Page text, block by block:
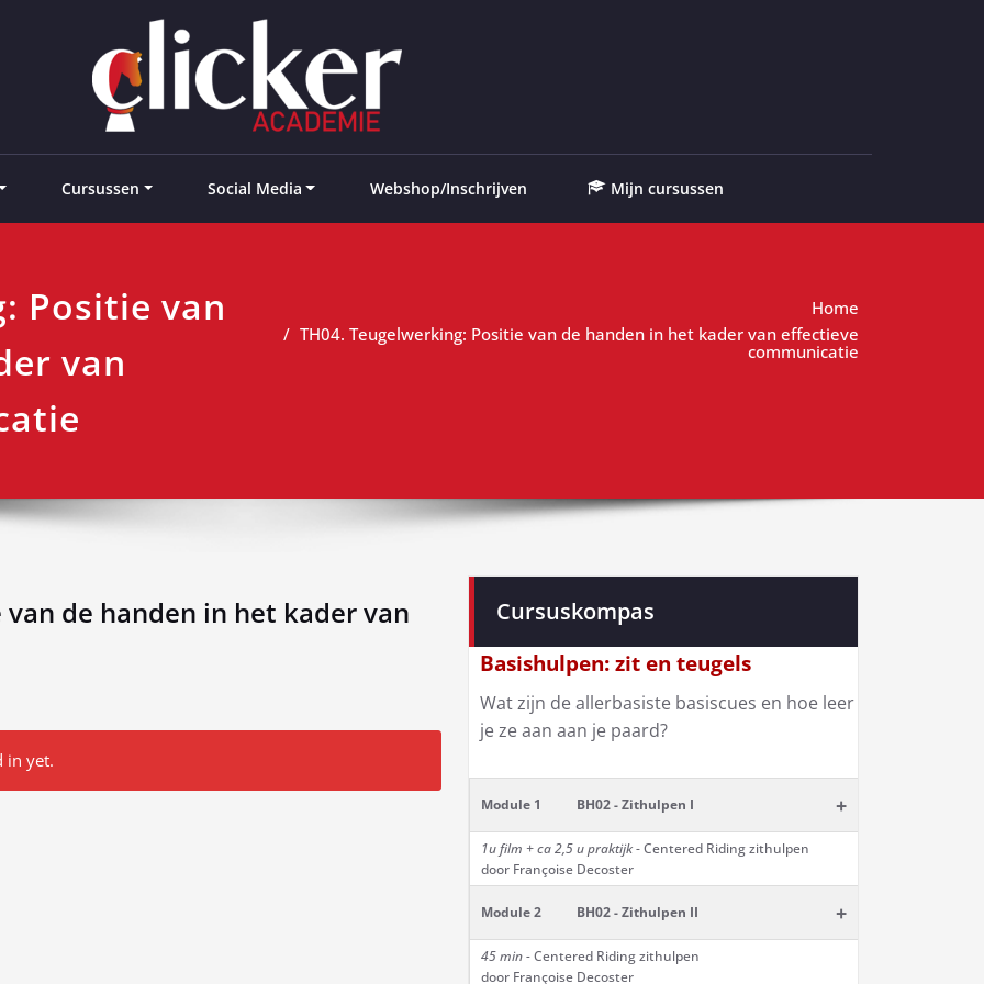
Cursussen Social Media Webshop/Inschrijven Mijn cursussen
Positie van
van
Home
TH04. Teugelwerking: Positie van de handen in het kader van effectieve
communicatie
de handen in het kader van
in yet.
Cursuskompas
Basishulpen: zit en teugels
Wat zijn de allerbasiste basiscues en hoe leer
je ze aan aan je paard?
Module 1 BH02 - Zithulpen I +
1u film + ca 2,5 u praktijk- Centered Riding zithulpen
door Françoise Decoster
Module 2 BH02 - Zithulpen II +
45 min -Centered Riding zithulpen
door Françoise Decoster